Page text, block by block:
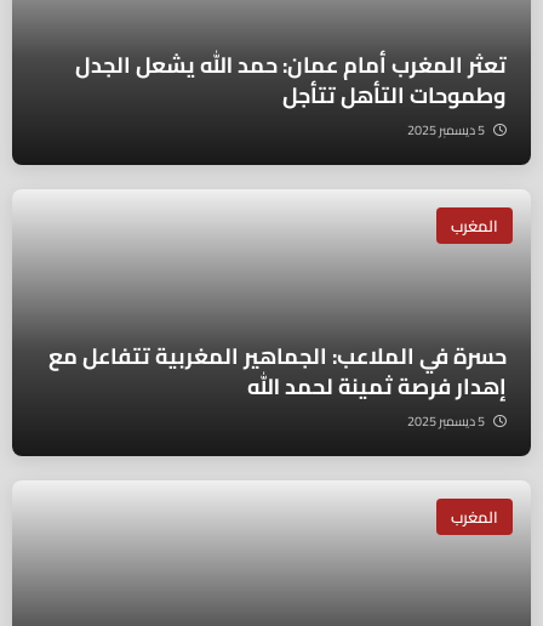
تعثر المغرب أمام عمان: حمد الله يشعل الجدل
وطموحات التأهل تتأجل
المغرب
حسرة في الملاعب: الجماهير المغربية تتفاعل مع
إهدار فرصة ثمينة لحمد الله
المغرب